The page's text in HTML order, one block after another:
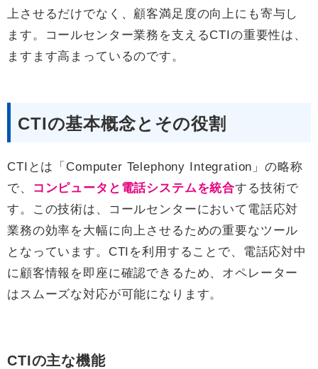
上させるだけでなく、顧客満足度の向上にも寄与し
ます。コールセンター業務を支えるCTIの重要性は、
ますます高まっているのです。
CTIの基本概念とその役割
CTIとは「Computer Telephony Integration」の略称
で、
コンピュータと電話システムを統合する技術で
す。この技術は、コールセンターにおいて電話応対
業務の効率を大幅に向上させるための重要なツール
となっています。CTIを利用することで、電話応対中
に顧客情報を即座に確認できるため、オペレーター
はスムーズな対応が可能になります。
CTIの主な機能